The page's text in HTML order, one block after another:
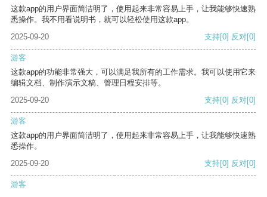
这款app的用户界面简洁明了，使用起来非常容易上手，让我能够快速熟
悉操作。我不用看说明书，就可以轻松使用这款app。
2025-09-20
支持[0] 反对[0]
游客
这款app的功能非常强大，可以满足我所有的工作需求。我可以使用它来
编辑文档、制作演示文稿、管理日程安排等。
2025-09-20
支持[0] 反对[0]
游客
这款app的用户界面简洁明了，使用起来非常容易上手，让我能够快速熟
悉操作。
2025-09-20
支持[0] 反对[0]
游客